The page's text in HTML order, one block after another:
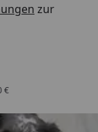
zur
€